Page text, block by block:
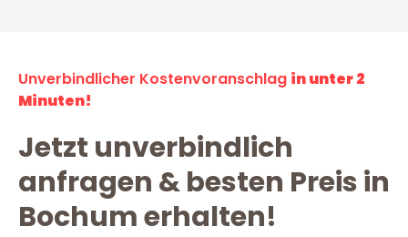
Unverbindlicher Kostenvoranschlag in unter 2
Minuten!
Jetzt unverbindlich
anfragen & besten Preis in
Bochum erhalten!